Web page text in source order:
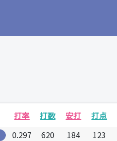
打率 打数 安打 打点
0.297 620 184 123